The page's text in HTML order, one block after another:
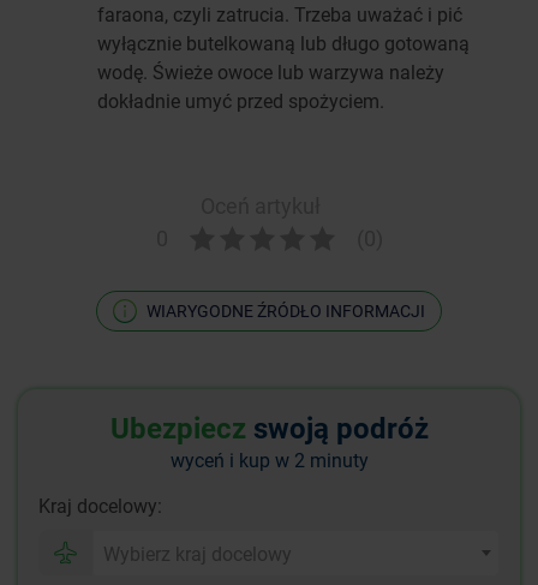
faraona, czyli zatrucia. Trzeba uważać i pić
wyłącznie butelkowaną lub długo gotowaną
wodę. Świeże owoce lub warzywa należy
dokładnie umyć przed spożyciem.
WIARYGODNE ŹRÓDŁO INFORMACJI
Ubezpiecz swoją podróż
wyceń i kup w 2 minuty
Kraj docelowy:
Wybierz kraj docelowy